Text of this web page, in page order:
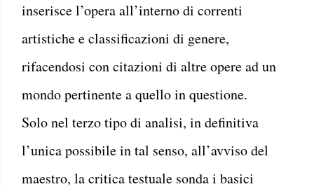
inserisce l’opera all’interno di correnti
artistiche e classificazioni di genere,
rifacendosi con citazioni di altre opere ad un
mondo pertinente a quello in questione.
Solo nel terzo tipo di analisi, in definitiva
l’unica possibile in tal senso, all’avviso del
maestro, la critica testuale sonda i basici